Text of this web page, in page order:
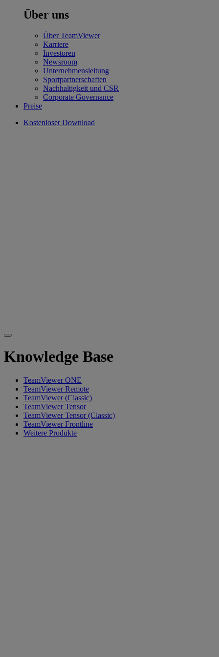
Über uns
Über TeamViewer
Karriere
Investoren
Newsroom
Unternehmensleitung
Sportpartnerschaften
Nachhaltigkeit und CSR
Corporate Governance
Preise
Kostenloser Download
Knowledge Base
TeamViewer ONE
TeamViewer Remote
TeamViewer (Classic)
TeamViewer Tensor
TeamViewer Tensor (Classic)
TeamViewer Frontline
Weitere Produkte